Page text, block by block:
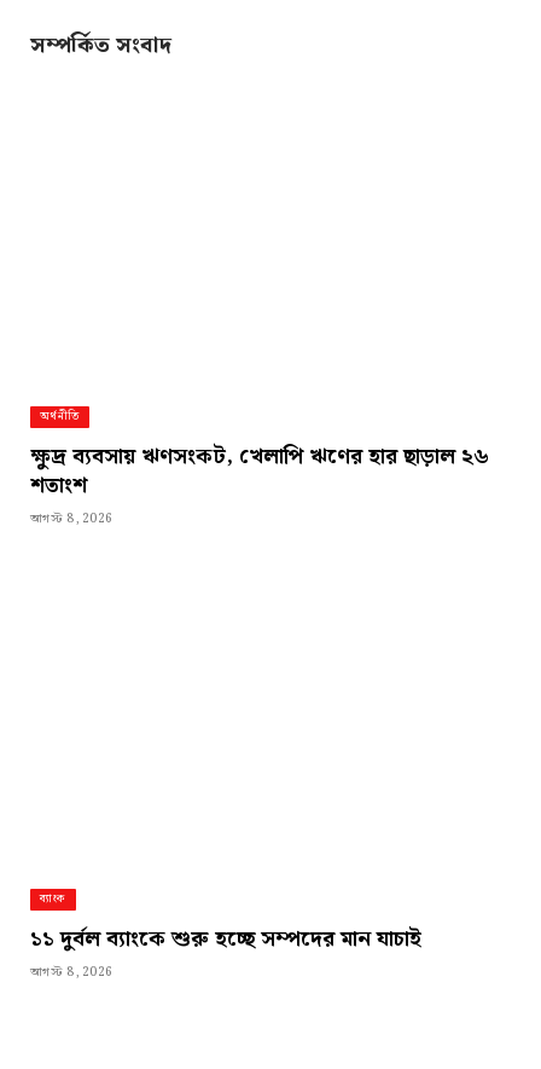
সম্পর্কিত সংবাদ
অর্থনীতি
ক্ষুদ্র ব্যবসায় ঋণসংকট, খেলাপি ঋণের হার ছাড়াল ২৬
শতাংশ
আগস্ট 8, 2026
ব্যাংক
১১ দুর্বল ব্যাংকে শুরু হচ্ছে সম্পদের মান যাচাই
আগস্ট 8, 2026